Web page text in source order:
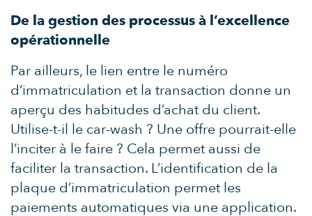
De la gestion des processus à l’excellence
opérationnelle
Par ailleurs, le lien entre le numéro
d’immatriculation et la transaction donne un
aperçu des habitudes d’achat du client.
Utilise-t-il le car-wash ? Une offre pourrait-elle
l’inciter à le faire ? Cela permet aussi de
faciliter la transaction. L’identification de la
plaque d’immatriculation permet les
paiements automatiques via une application.